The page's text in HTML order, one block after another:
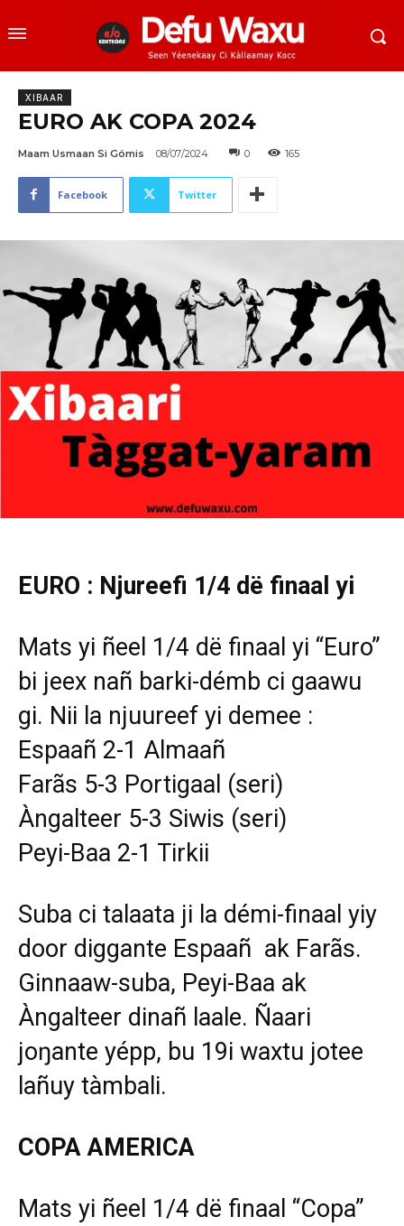
XIBAAR
EURO AK COPA 2024
Maam Usmaan Si Gómis 08/07/2024 0 165
Facebook Twitter
EURO : Njureefi 1/4 dë finaal yi
Mats yi ñeel 1/4 dë finaal yi “Euro”
bi jeex nañ barki-démb ci gaawu
gi. Nii la njuureef yi demee :
Espaañ 2-1 Almaañ
Farãs 5-3 Portigaal (seri)
Àngalteer 5-3 Siwis (seri)
Peyi-Baa 2-1 Tirkii
Suba ci talaata ji la démi-finaal yiy
door diggante Espaañ ak Farãs.
Ginnaaw-suba, Peyi-Baa ak
Àngalteer dinañ laale. Ñaari
joŋante yépp, bu 19i waxtu jotee
lañuy tàmbali.
COPA AMERICA
Mats yi ñeel 1/4 dë finaal “Copa”